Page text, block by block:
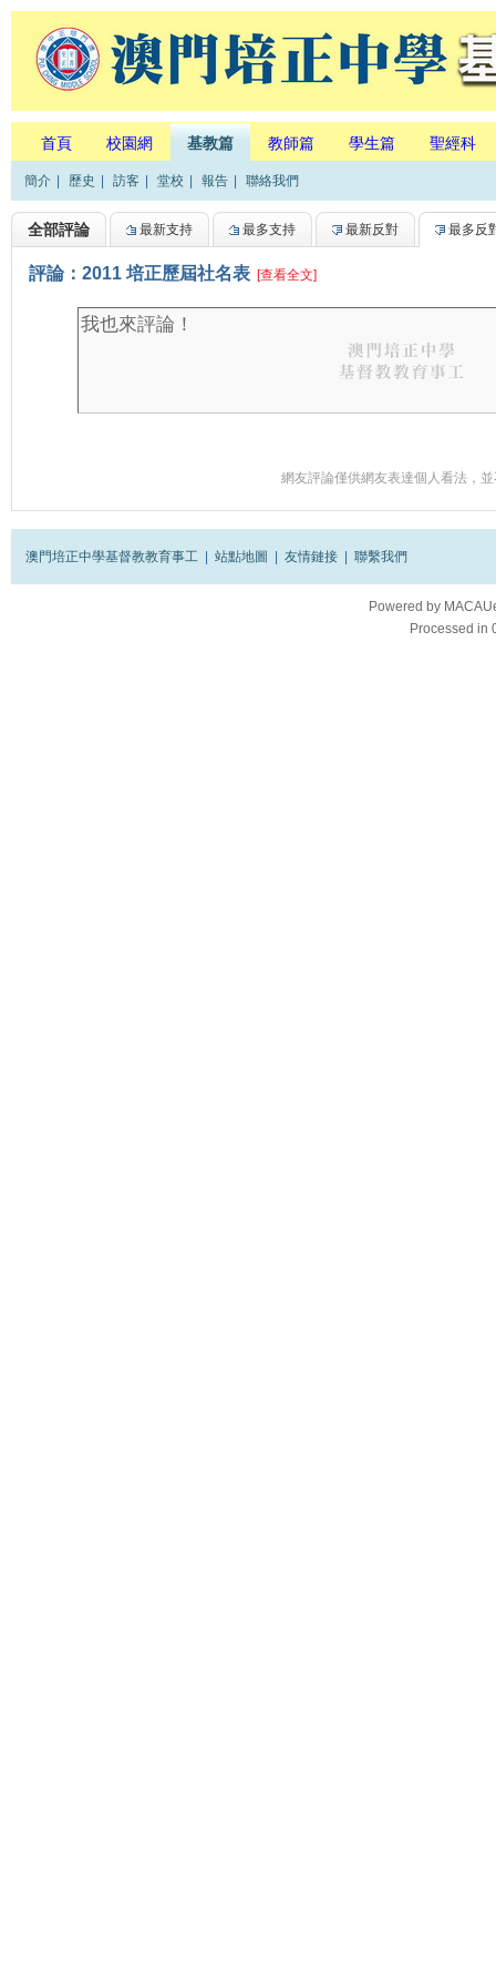
首頁 校園網 基教篇 教師篇 學生篇 聖經科
簡介 歷史 訪客 堂校 報告 聯絡我們
全部評論 最新支持 最多支持 最新反對 最多反
評論：2011 培正歷屆社名表 [查看全文]
網友評論僅供網友表達個人看法，
澳門培正中學基督教教育事工 站點地圖 友情鏈接 聯繫我們
Powered by
Processed in